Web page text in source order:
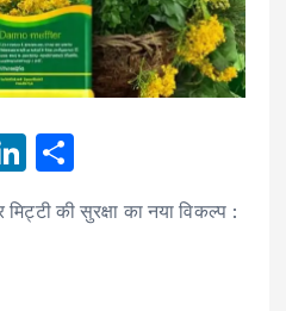
Li
n
k ar
की सुरक्षा का नया विकल्प :